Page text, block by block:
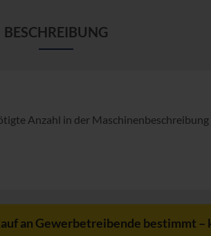
BESCHREIBUNG
Anzahl in der Maschinenbeschreibung
an Gewerbetreibende bestimmt –